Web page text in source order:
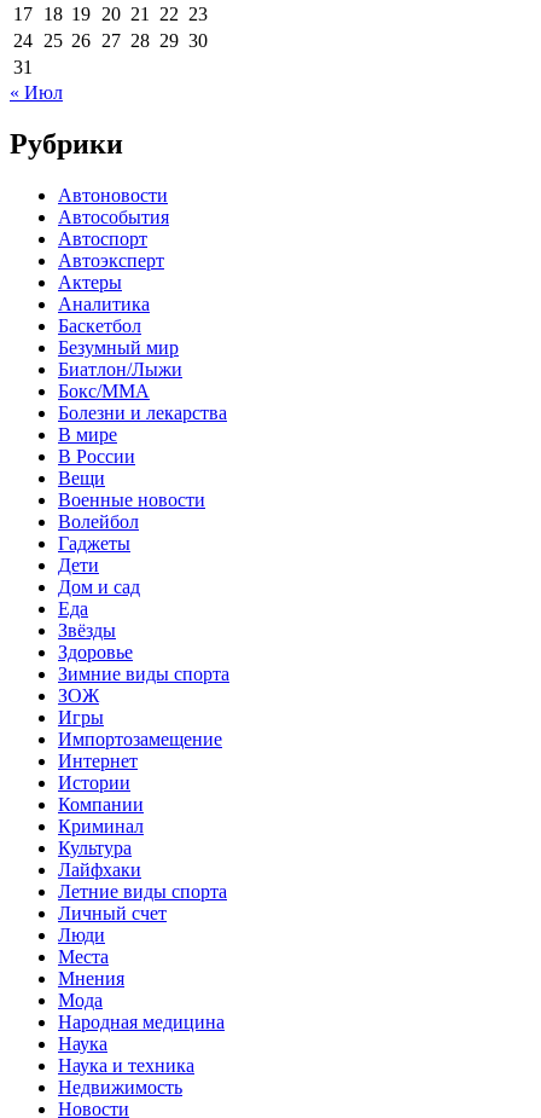
17 18 19 20 21 22 23
24 25 26 27 28 29 30
31
« Июл
Рубрики
Автоновости
Автособытия
Автоспорт
Автоэксперт
Актеры
Аналитика
Баскетбол
Безумный мир
Биатлон/Лыжи
Бокс/MMA
Болезни и лекарства
В мире
В России
Вещи
Военные новости
Волейбол
Гаджеты
Дети
Дом и сад
Еда
Звёзды
Здоровье
Зимние виды спорта
ЗОЖ
Игры
Импортозамещение
Интернет
Истории
Компании
Криминал
Культура
Лайфхаки
Летние виды спорта
Личный счет
Люди
Места
Мнения
Мода
Народная медицина
Наука
Наука и техника
Недвижимость
Новости